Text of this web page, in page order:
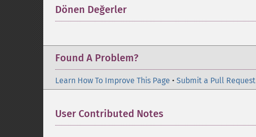
Dönen Değerler
Found A Problem?
Learn How To Improve This Page • Submit a Pull Request
User Contributed Notes